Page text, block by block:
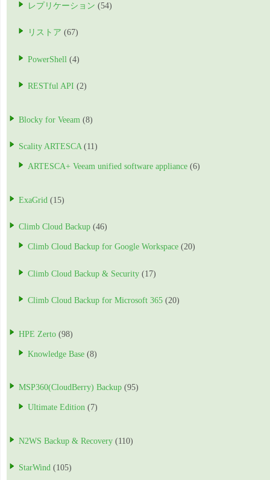
レプリケーション (54)
リストア (67)
PowerShell (4)
RESTful API (2)
Blocky for Veeam (8)
Scality ARTESCA (11)
ARTESCA+ Veeam unified software appliance (6)
ExaGrid (15)
Climb Cloud Backup (46)
Climb Cloud Backup for Google Workspace (20)
Climb Cloud Backup & Security (17)
Climb Cloud Backup for Microsoft 365 (20)
HPE Zerto (98)
Knowledge Base (8)
MSP360(CloudBerry) Backup (95)
Ultimate Edition (7)
N2WS Backup & Recovery (110)
StarWind (105)